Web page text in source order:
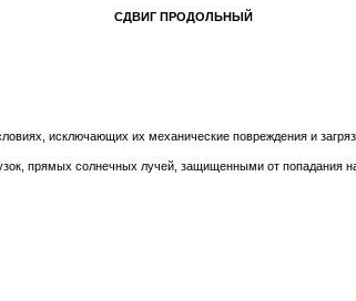
СДВИГ ПРОДОЛЬНЫЙ
исключающих их механические повреждения и
прямых солнечных лучей, защищенными от попадания